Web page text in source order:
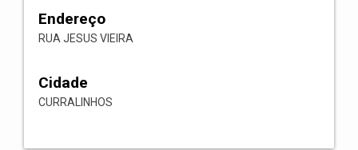
Endereço
RUA JESUS VIEIRA
Cidade
CURRALINHOS